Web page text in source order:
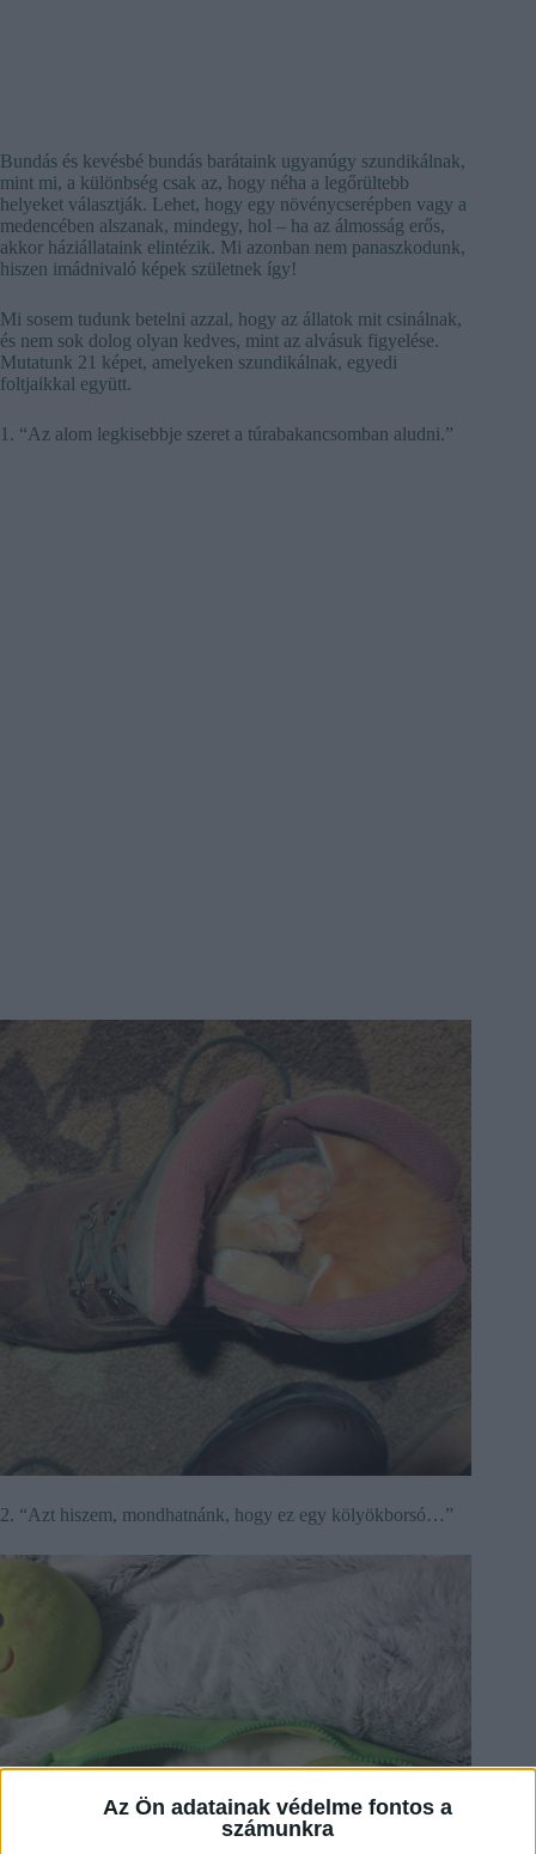
Az Ön adatainak védelme fontos a
számunkra
Bundás és kevésbé bundás barátaink ugyanúgy szundikálnak,
mint mi, a különbség csak az, hogy néha a legőrültebb
helyeket választják. Lehet, hogy egy növénycserépben vagy a
medencében alszanak, mindegy, hol – ha az álmosság erős,
akkor háziállataink elintézik. Mi azonban nem panaszkodunk,
hiszen imádnivaló képek születnek így!
Mi sosem tudunk betelni azzal, hogy az állatok mit csinálnak,
és nem sok dolog olyan kedves, mint az alvásuk figyelése.
Mutatunk 21 képet, amelyeken szundikálnak, egyedi
foltjaikkal együtt.
1. “Az alom legkisebbje szeret a túrabakancsomban aludni.”
2. “Azt hiszem, mondhatnánk, hogy ez egy kölyökborsó…”